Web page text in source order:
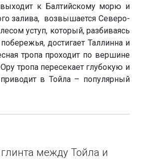
к Балтийскому морю и
залива, возвышается Северо-
уступ, который, разбиваясь
достигает Таллинна и
тропа проходит по вершине
тропа пересекает глубокую и
в Тойла – популярный
между Тойла и